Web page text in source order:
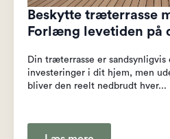
Beskytte træterrasse
Forlæng levetiden på
Din træterrasse er
investeringer i dit hjem, men
bliver den reelt nedbrudt hver...